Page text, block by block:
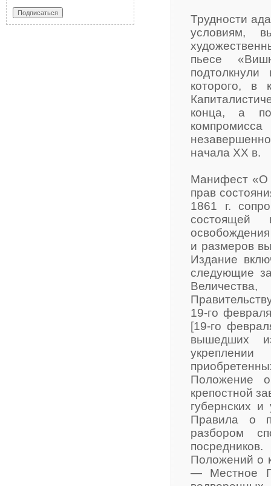
Трудности
условиям,
пьесе
которого, в
конца, а
начала ХХ в.
Манифест «О
прав
1861 г.
состоящей
и размеров
Издание
следующие
19-го
[19-го
вышедших
Положение
крепостной
губернских
Правила о
разбором
Положений о
— Местное